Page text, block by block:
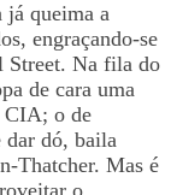
já queima a
engraçando-se
Street. Na fila do
de cara uma
CIA; o de
dar dó, baila
Thatcher. Mas é
o